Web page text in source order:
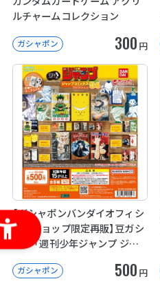
ルチャームコレクション
ガシャポン 300 円
【ガシャポンバンダイオフィシ
ャルショップ限定再販】豆ガシ
ャ本 「週刊少年ジャンプ ジャ
04ガシャポン 500 円